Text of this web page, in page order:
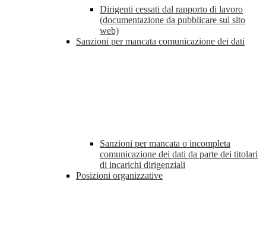
Dirigenti cessati dal rapporto di lavoro
(documentazione da pubblicare sul sito
web)
Sanzioni per mancata comunicazione dei dati
Sanzioni per mancata o incompleta
comunicazione dei dati da parte dei titolari
di incarichi dirigenziali
Posizioni organizzative